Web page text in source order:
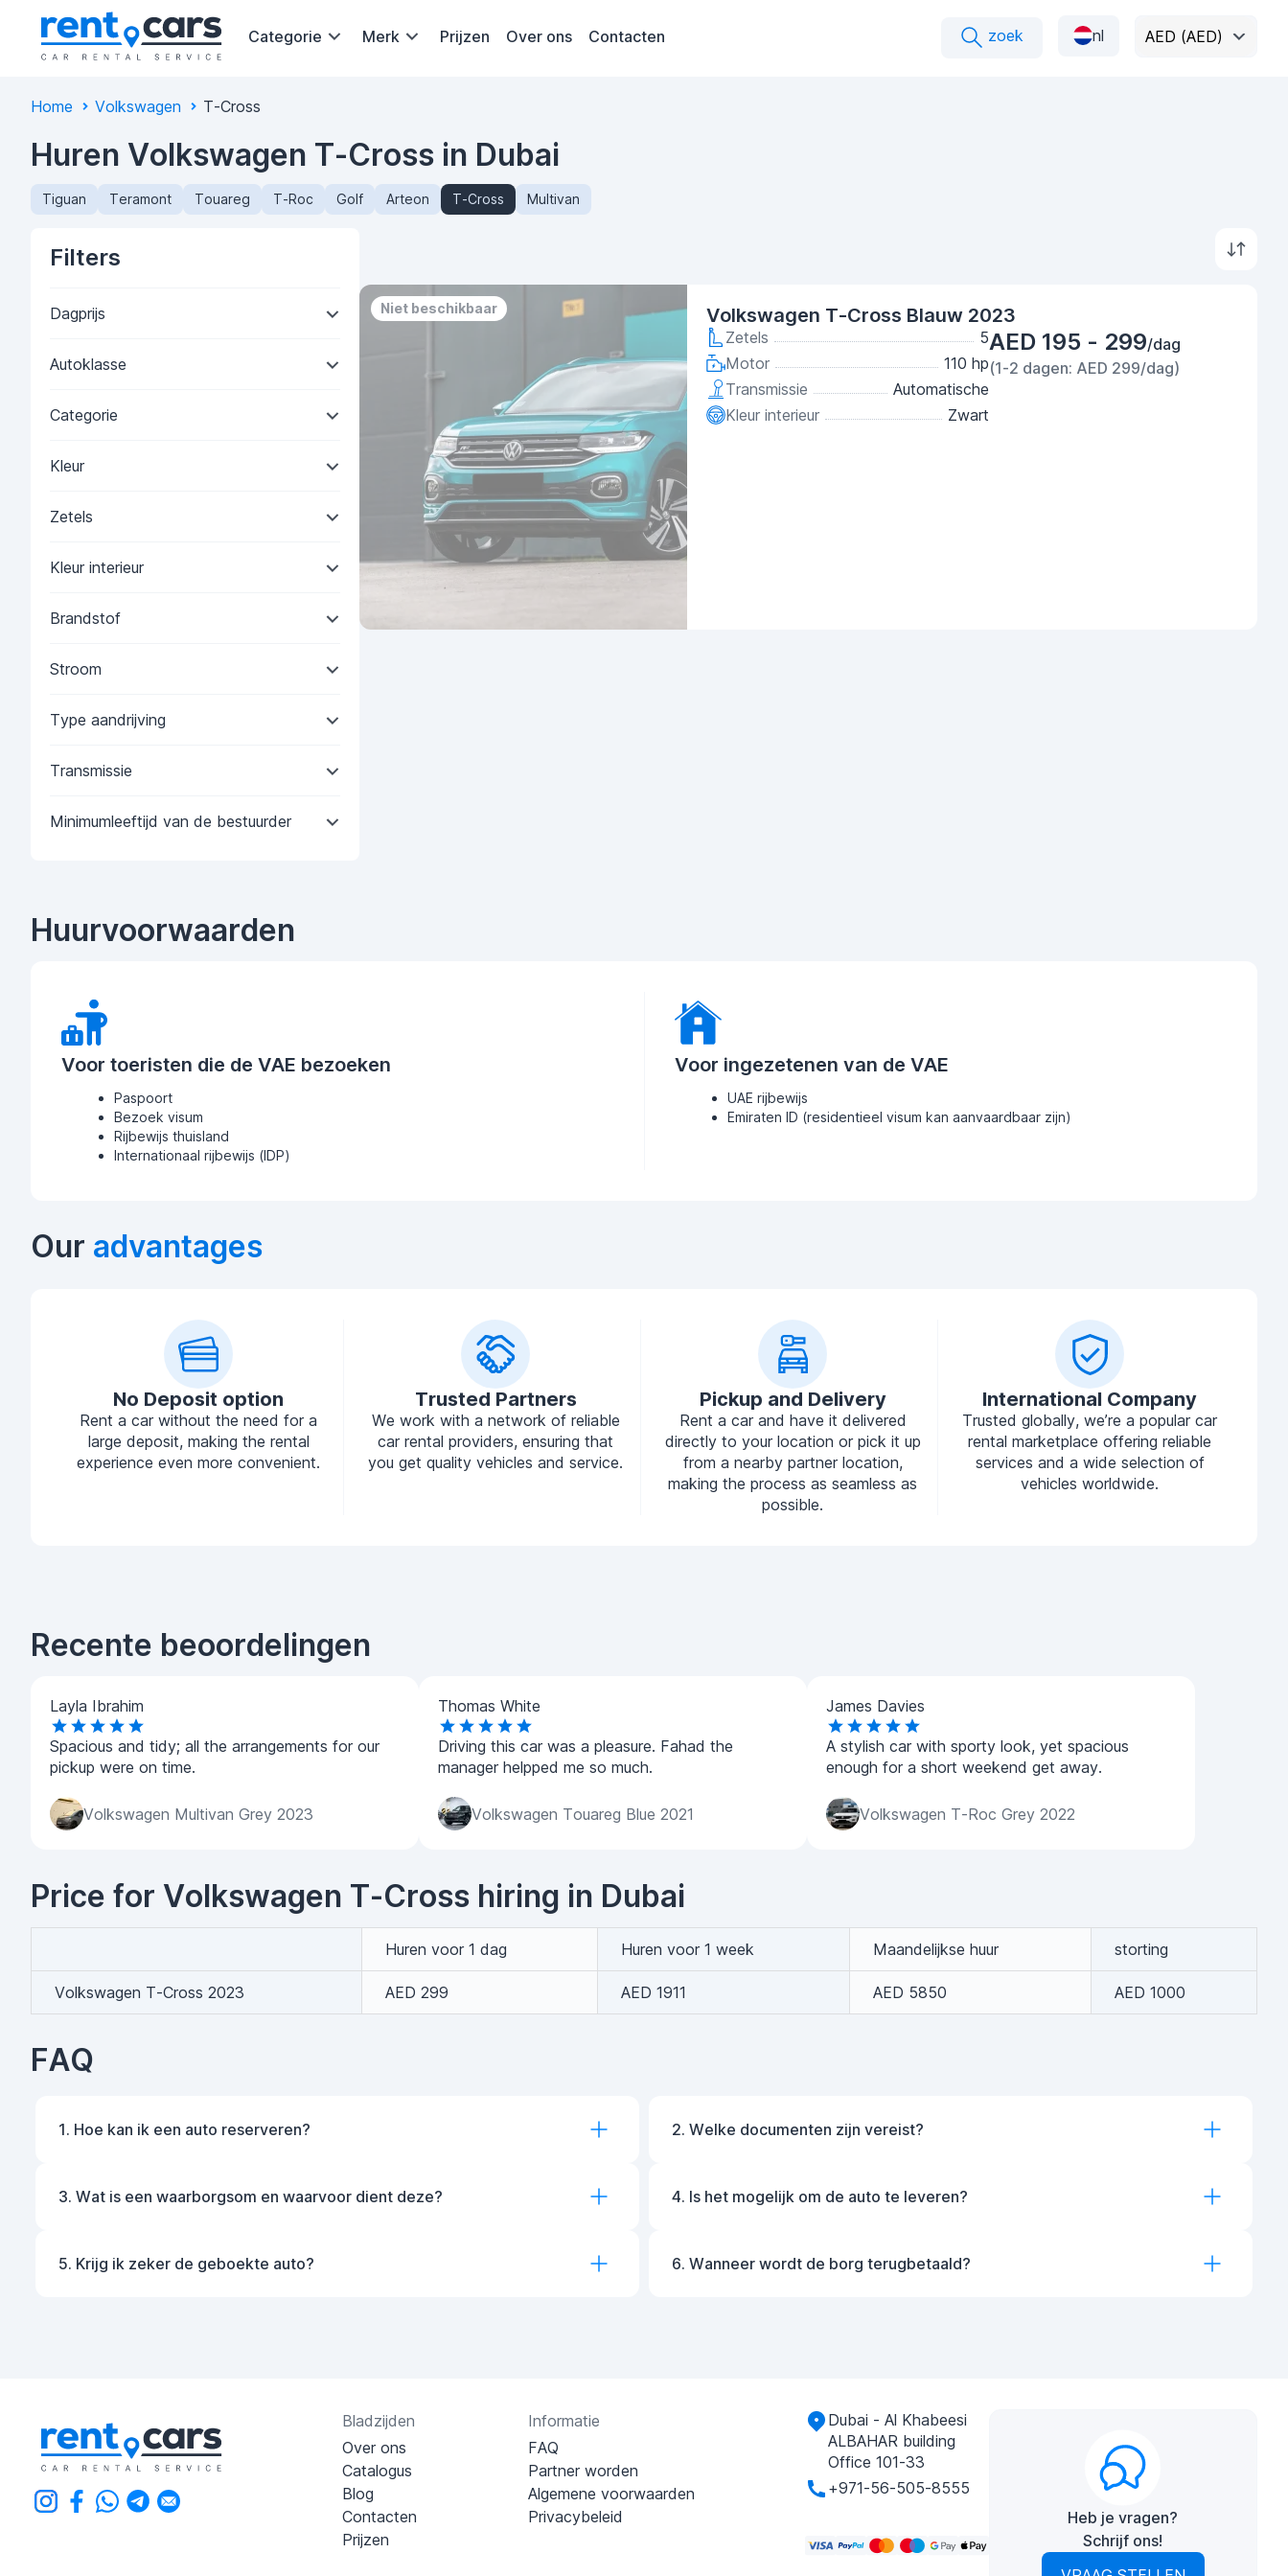
Categorie Merk Prijzen Over ons Contacten zoek nl AED (AED)
Home Volkswagen T-Cross
Huren Volkswagen T-Cross in Dubai
Tiguan Teramont Touareg T-Roc Golf Arteon T-Cross Multivan
Filters
Dagprijs
Autoklasse
Categorie
Kleur
Zetels
Kleur interieur
Brandstof
Stroom
Type aandrijving
Transmissie
Minimumleeftijd van de bestuurder
Niet beschikbaar Volkswagen T-Cross Blauw 2023
Zetels
5
Motor
110 hp
Transmissie
Automatische
Kleur interieur
Zwart
AED 195 - 299/dag
(1-2 dagen: AED 299/dag)
Huurvoorwaarden
Voor toeristen die de VAE bezoeken
Paspoort
Bezoek visum
Rijbewijs thuisland
Internationaal rijbewijs (IDP)
Voor ingezetenen van de VAE
UAE rijbewijs
Emiraten ID (residentieel visum kan aanvaardbaar zijn)
Our advantages
No Deposit option
Rent a car without the need for a
large deposit, making the rental
experience even more convenient.
Trusted Partners
We work with a network of reliable
car rental providers, ensuring that
you get quality vehicles and service.
Pickup and Delivery
Rent a car and have it delivered
directly to your location or pick it up
from a nearby partner location,
making the process as seamless as
possible.
International Company
Trusted globally, we’re a popular car
rental marketplace offering reliable
services and a wide selection of
vehicles worldwide.
Recente beoordelingen
Layla Ibrahim
Spacious and tidy; all the arrangements for our
pickup were on time.
Volkswagen Multivan Grey 2023
Thomas White
Driving this car was a pleasure. Fahad the
manager helpped me so much.
Volkswagen Touareg Blue 2021
James Davies
A stylish car with sporty look, yet spacious
enough for a short weekend get away.
Volkswagen T-Roc Grey 2022
Price for Volkswagen T-Cross hiring in Dubai
Huren voor 1 dag Huren voor 1 week Maandelijkse huur storting
Volkswagen T-Cross 2023 AED 299 AED 1911 AED 5850 AED 1000
FAQ
1. Hoe kan ik een auto reserveren?
3. Wat is een waarborgsom en waarvoor dient deze?
5. Krijg ik zeker de geboekte auto?
2. Welke documenten zijn vereist?
4. Is het mogelijk om de auto te leveren?
6. Wanneer wordt de borg terugbetaald?
Bladzijden
Over ons
Catalogus
Blog
Contacten
Prijzen
Informatie
FAQ
Partner worden
Algemene voorwaarden
Privacybeleid
Dubai - Al Khabeesi
ALBAHAR building
Office 101-33
+971-56-505-8555
Heb je vragen?
Schrijf ons!